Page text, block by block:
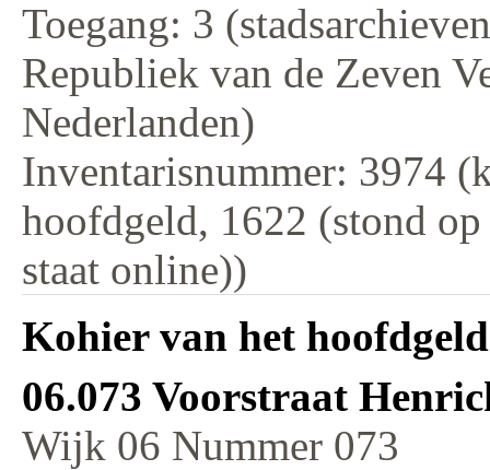
Toegang: 3
Republiek van de Zeven
Nederlanden)
Inventarisnummer: 3974
hoofdgeld, 1622 (stond
staat online))
Kohier van het
06.073 Voorstraat
Wijk 06 Nummer 073